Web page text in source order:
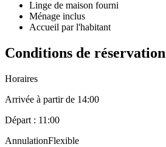
Linge de maison fourni
Ménage inclus
Accueil par l'habitant
Conditions de réservation
Horaires
Arrivée à partir de 14:00
Départ : 11:00
AnnulationFlexible